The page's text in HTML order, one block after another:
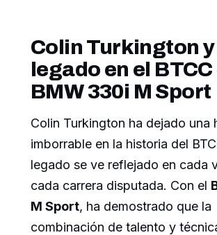
Colin Turkington y
legado en el
BMW 330i M Sport
Colin Turkington ha dejado una
imborrable en la historia del
legado se ve reflejado en cada
cada carrera disputada. Con el
M Sport, ha demostrado que la
combinación de talento y